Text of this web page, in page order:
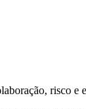
risco e